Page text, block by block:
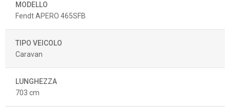
MODELLO
Fendt APERO 465SFB
TIPO VEICOLO
Caravan
LUNGHEZZA
703 cm